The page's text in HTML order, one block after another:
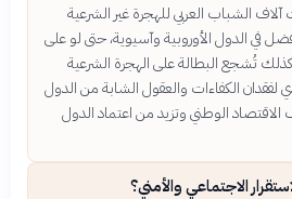
آلاف الشباب العربي للهجرة غير الشرعية
في الدول الأوروبية وآسيوية، حتى لو على
تُشجع البطالة على الهجرة الشرعية
الكفاءات والعقول الشابة من الدول
الوطني وتزيد من اعتماد الدول
الاجتماعي والأمني؟